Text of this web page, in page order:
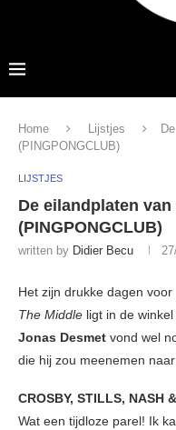
Home Lijstjes
(PINGPONGCLUB)
LIJSTJES
De eilandplaten van
(PINGPONGCLUB)
written by Didier Becu
Het zijn drukke dagen voor
The Middle ligt in de
Jonas Desmet vond wel
die hij zou meenemen
CROSBY, STILLS, NASH
Wat een tijdloze parel! Ik